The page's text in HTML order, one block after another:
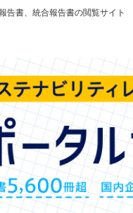
告書、統合報告書の閲覧サイト